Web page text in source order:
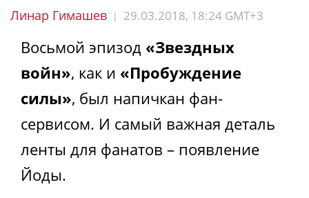
Линар Гимашев | 29.03.2018, 18:24 GMT+3
Восьмой эпизод «Звездных
войн», как и «Пробуждение
силы», был напичкан фан-
сервисом. И самый важная деталь
ленты для фанатов – появление
Йоды.